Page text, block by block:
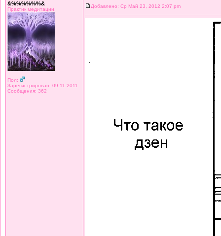
&%%%%%%&
Практик медитации.
Пол:
Зарегистрирован: 09.11.2011
Сообщения: 362
Добавлено: Ср Май 23, 2012 2:07 pm